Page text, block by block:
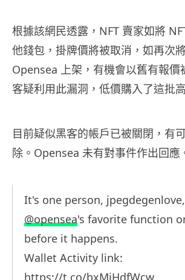
根據該網民透露，NFT 賣家如將
他錢包，掛牌價將被取消，如再次
Opensea 上架，有機會以舊有報價
客疑利用此漏洞，低價購入了這批
目前疑似黑客的帳戶已被關閉，有
除。Opensea 未有對事件作出回應
It's one person,
@opensea's favorite function
before it happens.
Wallet Activity link: